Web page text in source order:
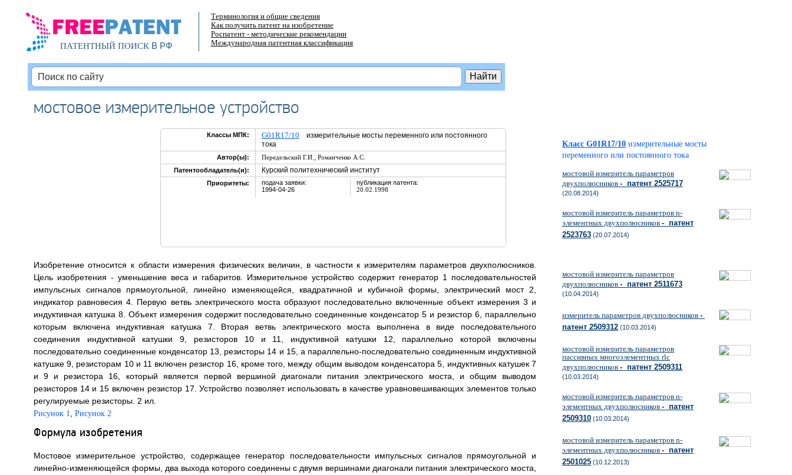
ПАТЕНТНЫЙ ПОИСКВ РФ
Терминология и общие сведения
Как получить патент на изобретение
Роспатент - методические рекомендации
Международная патентная классификация
мостовое измерительное устройство
Классы МПК: G01R17/10 измерительные мосты переменного или постоянного
тока
Автор(ы): Передельский Г.И. , Романченко А.С.
Патентообладатель(и):
Курский политехнический институт
Приоритеты:
подача заявки:
1994-04-26
публикация патента:
20.02.1998
Изобретение относится к области измерения физических величин, в частности к измерителям параметров двухполюсников.
Цель изобретения - уменьшение веса и габаритов. Измерительное устройство содержит генератор 1 последовательностей
импульсных сигналов прямоугольной, линейно изменяющейся, квадратичной и кубичной формы, электрический мост 2,
индикатор равновесия 4. Первую ветвь электрического моста образуют последовательно включенные объект измерения 3 и
индуктивная катушка 8. Объект измерения содержит последовательно соединенные конденсатор 5 и резистор 6, параллельно
которым включена индуктивная катушка 7. Вторая ветвь электрического моста выполнена в виде последовательного
соединения индуктивной катушки 9, резисторов 10 и 11, индуктивной катушки 12, параллельно которой включены
последовательно соединенные конденсатор 13, резисторы 14 и 15, а параллельно-последовательно соединенным индуктивной
катушке 9, резисторам 10 и 11 включен резистор 16, кроме того, между общим выводом конденсатора 5, индуктивных катушек 7
и 9 и резистора 16, который является первой вершиной диагонали питания электрического моста, и общим выводом
резисторов 14 и 15 включен резистор 17. Устройство позволяет использовать в качестве уравновешивающих элементов только
регулируемые резисторы. 2 ил.
Рисунок 1 Рисунок 2
Формула изобретения
Мостовое измерительное устройство, содержащее генератор последовательности импульсных сигналов прямоугольной и
линейно-изменяющейся формы, два выхода которого соединены с двумя вершинами диагонали питания электрического моста,
Класс G01R17/10 измерительные мосты
переменного или постоянного тока
мостовой измеритель параметров
двухполюсников - патент 2525717
(20.08.2014)
мостовой измеритель параметров n-
элементных двухполюсников - патент
2523763 (20.07.2014)
мостовой измеритель параметров
двухполюсников - патент 2511673
(10.04.2014)
измеритель параметров двухполюсников -
патент 2509312 (10.03.2014)
мостовой измеритель параметров
пассивных многоэлементных rlc
двухполюсников - патент 2509311
(10.03.2014)
мостовой измеритель параметров n-
элементных двухполюсников - патент
2509310 (10.03.2014)
мостовой измеритель параметров n-
элементных двухполюсников - патент
2501025 (10.12.2013)